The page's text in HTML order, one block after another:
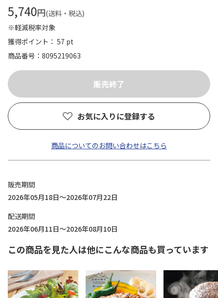
5,740円(送料・税込)
※軽減税率対象
獲得ポイント： 57 pt
商品番号
8095219063
お気に入りに登録する
商品についてのお問い合わせはこちら
販売期間
2026年05月18日～2026年07月22日
配送期間
2026年06月11日～2026年08月10日
この商品を見た人は他にこんな商品も買っています